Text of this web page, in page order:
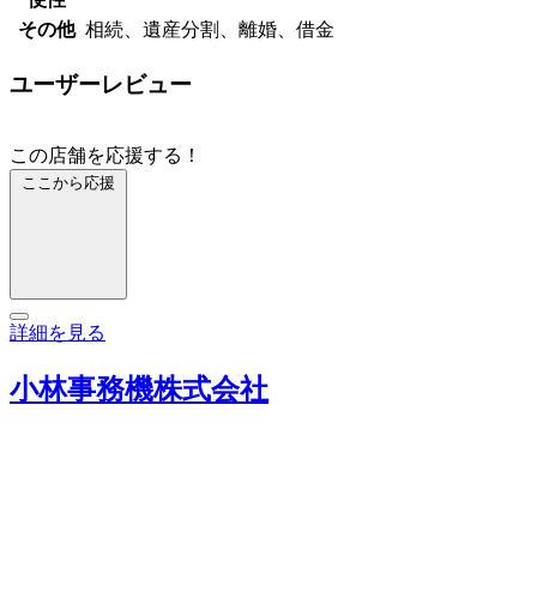
その他 相続、遺産分割、離婚、借金
ユーザーレビュー
この店舗を応援する！
ここから応援
詳細を見る
小林事務機株式会社